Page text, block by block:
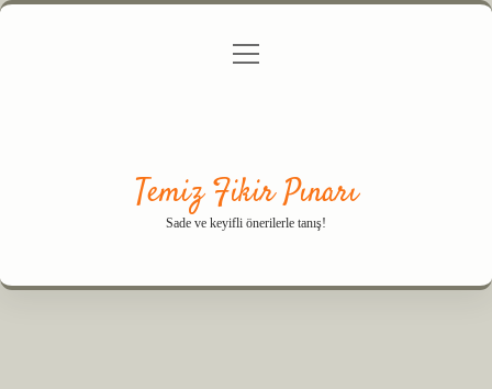
Gizlilik Politikası
menüyü
Temiz Fikir Pınarı
Sade ve keyifli önerilerle tanış!